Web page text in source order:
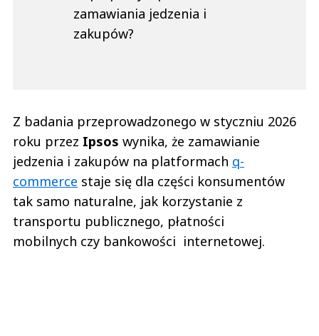
zamawiania jedzenia i
zakupów?
Z badania przeprowadzonego w styczniu 2026
roku przez Ipsos wynika, że zamawianie
jedzenia i zakupów na platformach q-
commerce staje się dla części konsumentów
tak samo naturalne, jak korzystanie z
transportu publicznego, płatności
mobilnych czy bankowości internetowej.